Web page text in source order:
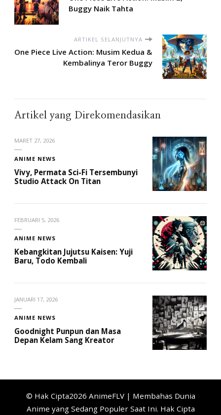
Buggy Naik Tahta
ARTIKEL SELANJUTNYA
One Piece Live Action: Musim Kedua &
Kembalinya Teror Buggy
Artikel yang Direkomendasikan
MARET 27, 2026
ANIME NEWS
Vivy, Permata Sci-Fi Tersembunyi
Studio Attack On Titan
FEBRUARI 5, 2026
ANIME NEWS
Kebangkitan Jujutsu Kaisen: Yuji
Baru, Todo Kembali
JANUARI 17, 2026
ANIME NEWS
Goodnight Punpun dan Masa
Depan Kelam Sang Kreator
© Hak Cipta2026 AnimeFLV | Membahas Dunia
Anime yang Sedang Populer Saat Ini. Hak Cipta